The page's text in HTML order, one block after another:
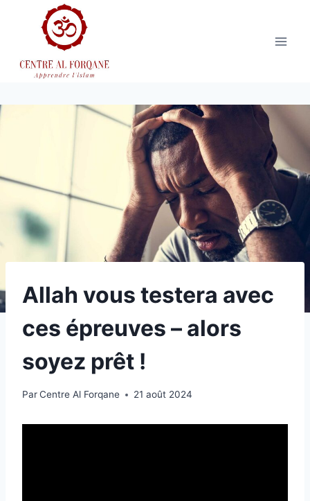
Allah vous testera avec
ces épreuves – alors
soyez prêt !
ParCentre Al Forqane 21 août 2024